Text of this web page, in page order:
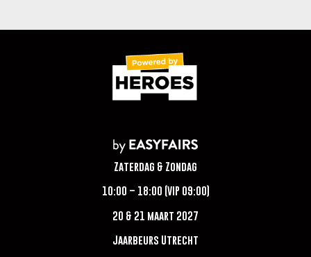
Zaterdag & Zondag
10:00 – 18:00 (VIP 09:00)
20 & 21 maart 2027
Jaarbeurs Utrecht